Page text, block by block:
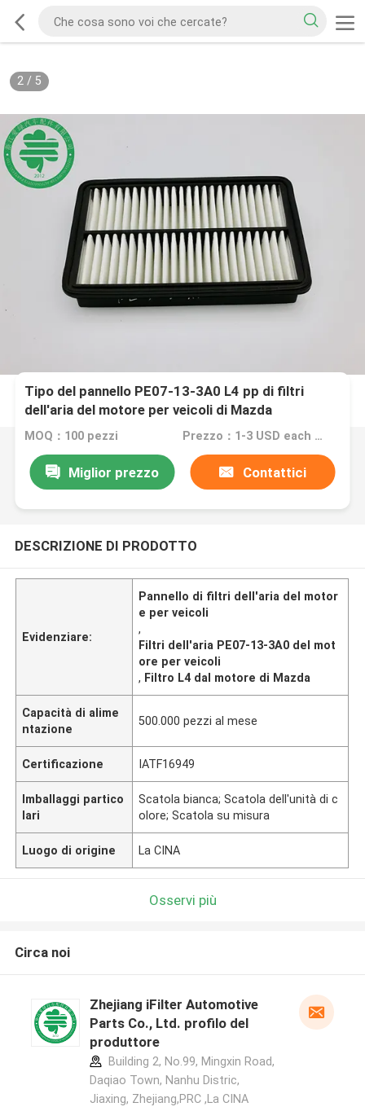
2/ 5
Tipo del pannello PE07-13-3A0 L4 pp di filtri
dell'aria del motore per veicoli di Mazda
MOQ：100 pezzi Prezzo：1-3 USD each unit
Miglior prezzo Contattici
DESCRIZIONE DI PRODOTTO
Evidenziare:
Pannello di filtri dell'aria del motor
e per veicoli
,
Filtri dell'aria PE07-13-3A0 del mot
ore per veicoli
, Filtro L4 dal motore di Mazda
Capacità di alime
ntazione
500.000 pezzi al mese
Certificazione IATF16949
Imballaggi partico
lari
Scatola bianca; Scatola dell'unità di c
olore; Scatola su misura
Luogo di origine La CINA
Osservi più
Circa noi
Zhejiang iFilter Automotive
Parts Co., Ltd. profilo del
produttore
Building 2, No.99, Mingxin Road,
Daqiao Town, Nanhu Distric,
Jiaxing, Zhejiang,PRC ,La CINA